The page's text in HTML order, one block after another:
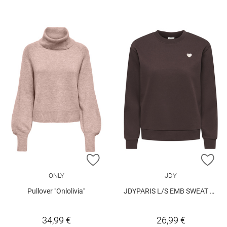
ZUR WUNSCHLISTE HINZUFÜGEN
ONLY
Pullover "Onlolivia"
34,99 €
JDY
JDYPARIS L/S EMB SWEAT JRS
26,99 €